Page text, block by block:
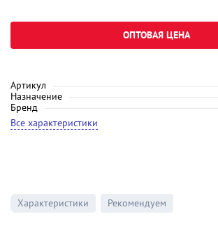
Артикул
Назначение
Бренд
Все характеристики
ОПТОВАЯ ЦЕНА
Характеристики Рекомендуем